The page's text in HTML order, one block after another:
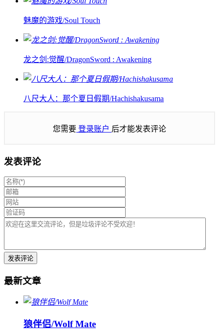
魅魔的游戏/Soul Touch
龙之剑:觉醒/DragonSword : Awakening
八尺大人：那个夏日假期/Hachishakusama
您需要 登录账户 后才能发表评论
发表评论
最新文章
狼伴侣/Wolf Mate